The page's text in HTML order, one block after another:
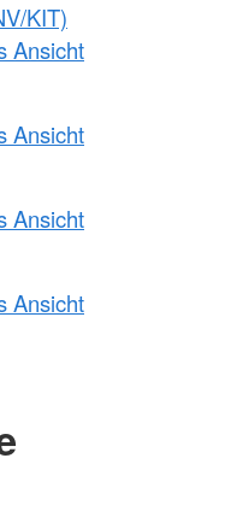
KIT)
Ansicht
Ansicht
Ansicht
Ansicht